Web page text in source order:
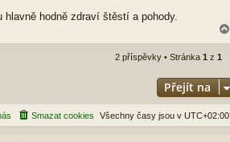
hlavně hodně zdraví štěstí a pohody.
2 příspěvky • Stránka1 z1
Přejít na
Všechny časy jsou vUTC+02:00
Smazat cookies